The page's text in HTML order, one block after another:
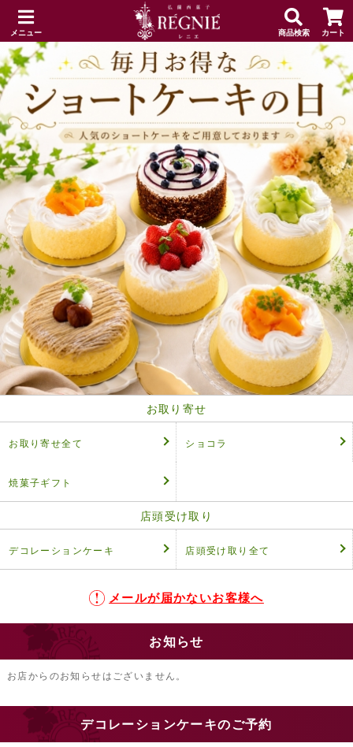
メニュー 商品検索 カート
お取り寄せ
お取り寄せ全て ショコラ
焼菓子ギフト
店頭受け取り
デコレーションケーキ 店頭受け取り全て
メールが届かないお客様へ
お知らせ
お店からのお知らせはございません。
デコレーションケーキのご予約